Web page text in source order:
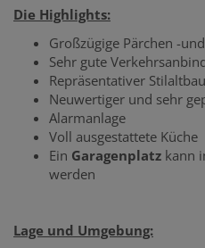
Die Highlights:
Großzügige Pärchen -
Sehr gute
Repräsentativer Stilaltbau
Neuwertiger und sehr
Alarmanlage
Voll ausgestattete Küche
Ein Garagenplatz kann
werden
Lage und Umgebung: